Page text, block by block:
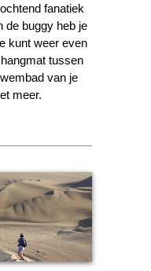
fanatiek
de buggy heb je
kunt weer even
tussen
van je
meer.